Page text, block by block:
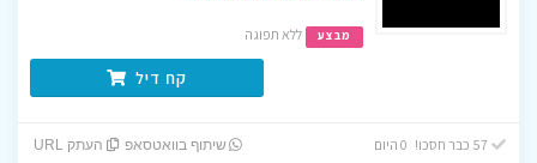
מבצע ללא תפוגה
קח דיל
שיתוף בוואטסאפ העתק URL